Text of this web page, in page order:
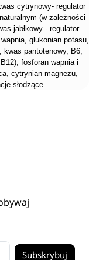
cytrynowy- regulator
(w zależności
jabłkowy - regulator
glukonian potasu,
pantotenowy, B6,
fosforan wapnia i
cytrynian magnezu,
słodzące.